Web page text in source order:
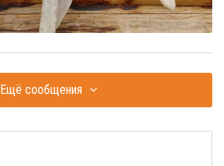
Ещё сообщения